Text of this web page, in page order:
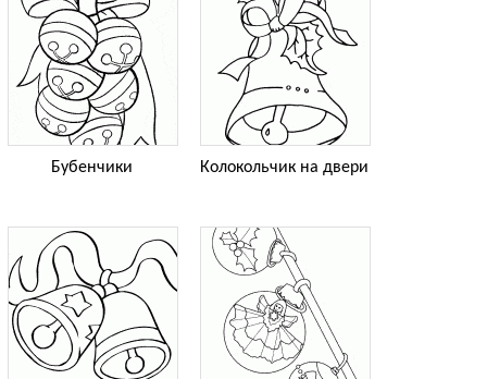
Бубенчики Колокольчик на двери